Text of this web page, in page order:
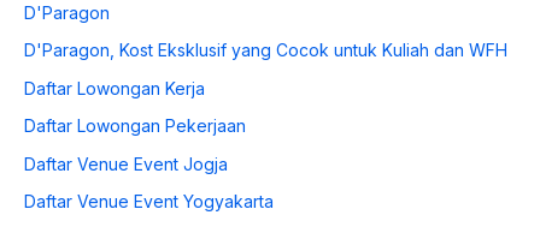
D'Paragon
D'Paragon, Kost Eksklusif yang Cocok untuk Kuliah dan WFH
Daftar Lowongan Kerja
Daftar Lowongan Pekerjaan
Daftar Venue Event Jogja
Daftar Venue Event Yogyakarta